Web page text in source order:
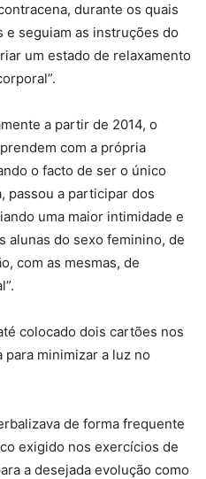
durante os quais
e seguiam as instruções do
um estado de relaxamento
a partir de 2014, o
com a própria
o facto de ser o único
passou a participar dos
uma maior intimidade e
alunas do sexo feminino, de
com as mesmas, de
colocado dois cartões nos
minimizar a luz no
de forma frequente
exigido nos exercícios de
a desejada evolução como